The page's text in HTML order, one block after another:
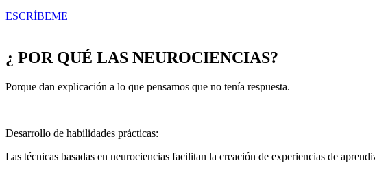
ESCRÍBEME
¿ POR QUÉ LAS NEUROCIENCIAS?
Porque dan explicación a lo que pensamos que no tenía respuesta.
Desarrollo de habilidades prácticas:
Las técnicas basadas en neurociencias facilitan la creación de experiencias de